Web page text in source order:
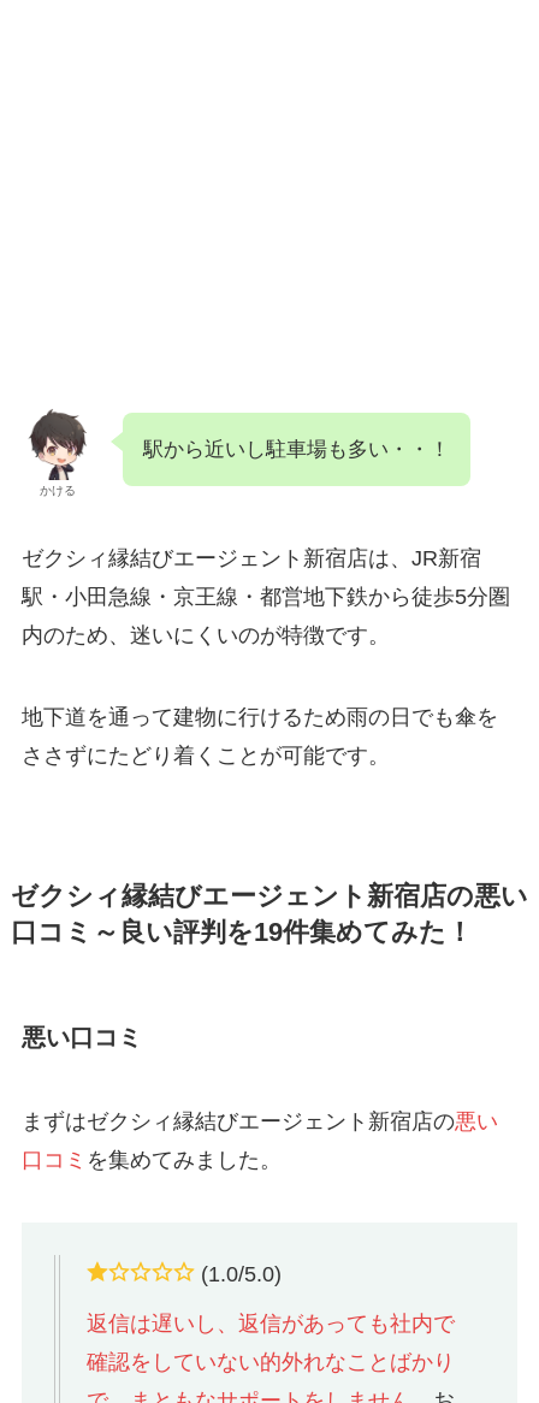
かける
駅から近いし駐車場も多い・・！
ゼクシィ縁結びエージェント新宿店は、JR新宿
駅・小田急線・京王線・都営地下鉄から徒歩5分圏
内のため、迷いにくいのが特徴です。
地下道を通って建物に行けるため雨の日でも傘を
ささずにたどり着くことが可能です。
ゼクシィ縁結びエージェント新宿店の悪い
口コミ～良い評判を19件集めてみた！
悪い口コミ
まずはゼクシィ縁結びエージェント新宿店の悪い
口コミ を集めてみました。
(1.0/5.0)
返信は遅いし、返信があっても社内で
確認をしていない的外れなことばかり